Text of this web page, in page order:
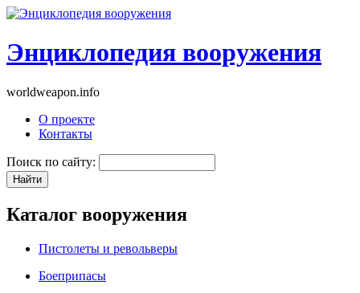
Энциклопедия вооружения
worldweapon.info
О проекте
Контакты
Поиск по сайту:
Каталог вооружения
Пистолеты и револьверы
Боеприпасы